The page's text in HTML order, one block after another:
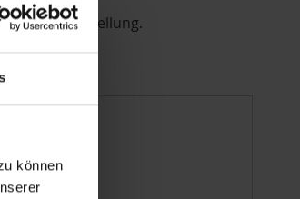
können
Herstellung.